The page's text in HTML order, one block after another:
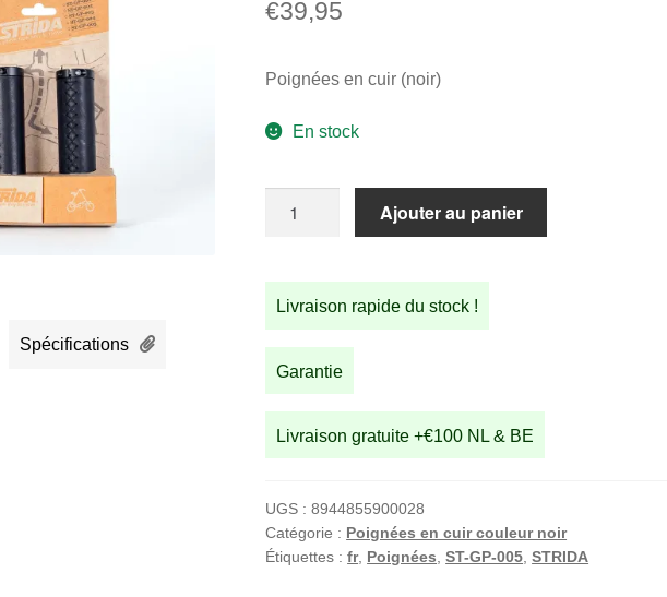
€39,95
Poignées en cuir (noir)
En stock
en
cuir
Ajouter au panier
Livraison rapide du stock !
Garantie
Livraison gratuite +€100 NL & BE
UGS :8944855900028
Catégorie : Poignées en cuir couleur noir
Étiquettes :fr, Poignées ,ST-GP-005 ,STRIDA
Spécifications